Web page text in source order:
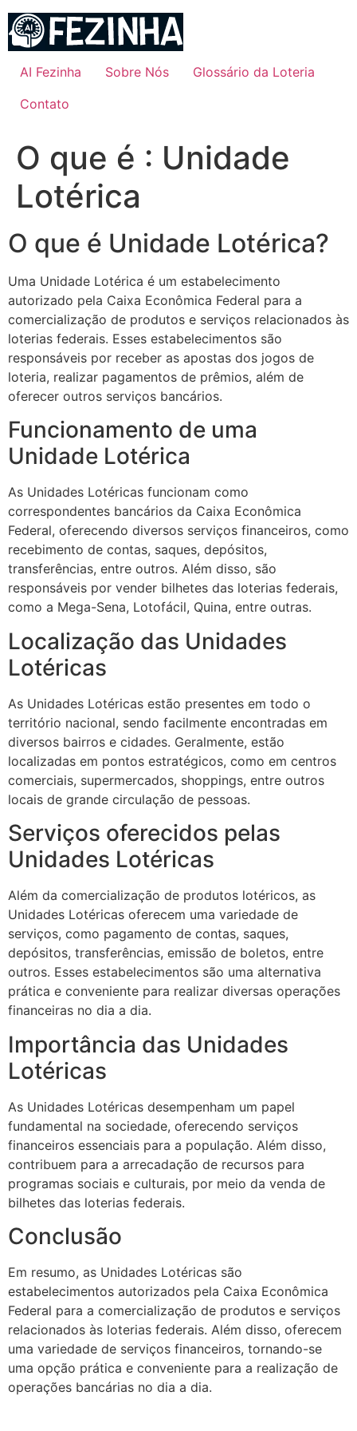
para
conteúdo
AI Fezinha Sobre Nós
Glossário da Loteria
Contato
O que é : Unidade
Lotérica
O que é Unidade Lotérica?
Uma Unidade Lotérica é um estabelecimento
autorizado pela Caixa Econômica Federal para a
comercialização de produtos e serviços relacionados às
loterias federais. Esses estabelecimentos são
responsáveis por receber as apostas dos jogos de
loteria, realizar pagamentos de prêmios, além de
oferecer outros serviços bancários.
Funcionamento de uma
Unidade Lotérica
As Unidades Lotéricas funcionam como
correspondentes bancários da Caixa Econômica
Federal, oferecendo diversos serviços financeiros, como
recebimento de contas, saques, depósitos,
transferências, entre outros. Além disso, são
responsáveis por vender bilhetes das loterias federais,
como a Mega-Sena, Lotofácil, Quina, entre outras.
Localização das Unidades
Lotéricas
As Unidades Lotéricas estão presentes em todo o
território nacional, sendo facilmente encontradas em
diversos bairros e cidades. Geralmente, estão
localizadas em pontos estratégicos, como em centros
comerciais, supermercados, shoppings, entre outros
locais de grande circulação de pessoas.
Serviços oferecidos pelas
Unidades Lotéricas
Além da comercialização de produtos lotéricos, as
Unidades Lotéricas oferecem uma variedade de
serviços, como pagamento de contas, saques,
depósitos, transferências, emissão de boletos, entre
outros. Esses estabelecimentos são uma alternativa
prática e conveniente para realizar diversas operações
financeiras no dia a dia.
Importância das Unidades
Lotéricas
As Unidades Lotéricas desempenham um papel
fundamental na sociedade, oferecendo serviços
financeiros essenciais para a população. Além disso,
contribuem para a arrecadação de recursos para
programas sociais e culturais, por meio da venda de
bilhetes das loterias federais.
Conclusão
Em resumo, as Unidades Lotéricas são
estabelecimentos autorizados pela Caixa Econômica
Federal para a comercialização de produtos e serviços
relacionados às loterias federais. Além disso, oferecem
uma variedade de serviços financeiros, tornando-se
uma opção prática e conveniente para a realização de
operações bancárias no dia a dia.